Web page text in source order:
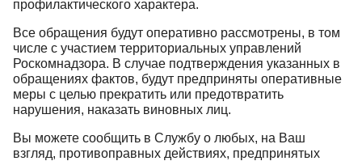
профилактического характера.
Все обращения будут оперативно рассмотрены, в том
числе с участием территориальных управлений
Роскомнадзора. В случае подтверждения указанных в
обращениях фактов, будут предприняты оперативные
меры с целью прекратить или предотвратить
нарушения, наказать виновных лиц.
Вы можете сообщить в Службу о любых, на Ваш
взгляд, противоправных действиях, предпринятых